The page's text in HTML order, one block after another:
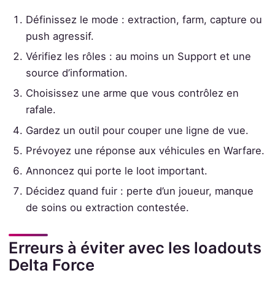
Définissez le mode : extraction, farm, capture ou
push agressif.
Vérifiez les rôles : au moins un Support et une
source d’information.
Choisissez une arme que vous contrôlez en
rafale.
Gardez un outil pour couper une ligne de vue.
Prévoyez une réponse aux véhicules en Warfare.
Annoncez qui porte le loot important.
Décidez quand fuir : perte d’un joueur, manque
de soins ou extraction contestée.
Erreurs à éviter avec les loadouts
Delta Force